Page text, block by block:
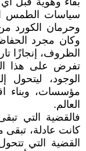
سياسات الطمس
وحرمان الكورد
وكان مجرد
الظروف، إنجازًا
تفرض على هذا
الوجود، ليتحول
مؤسسات، وبناء
العالم.
فالقضية التي
كانت عادلة، تبقى
القضية التي